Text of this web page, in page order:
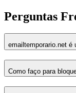
Perguntas
emailtemporario.net é
Como faço para